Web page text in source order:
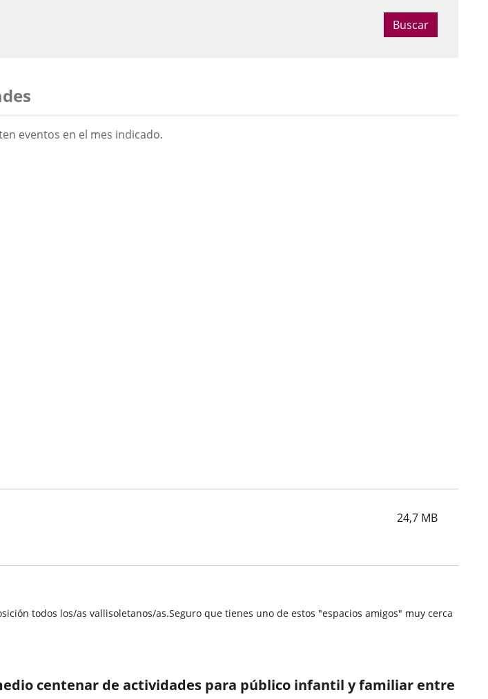
Buscar
eventos en el mes indicado.
24,7 MB
todos los/as vallisoletanos/as.Seguro que tienes uno de estos "espacios amigos" muy cerca
centenar de actividades para público infantil y familiar entre